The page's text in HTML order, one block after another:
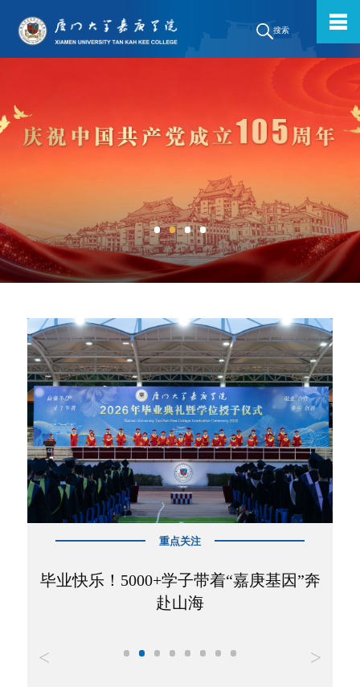
搜索
考生必读：秒懂“嘉庚”
中共厦门大学嘉庚学院第三次党代会专栏
重点关注
我校51个本科专业计划向全国招收5315
人